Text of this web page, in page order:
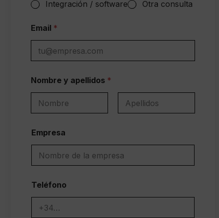
Integración / software
Otra consulta
Email *
Nombre y apellidos *
Empresa
Teléfono